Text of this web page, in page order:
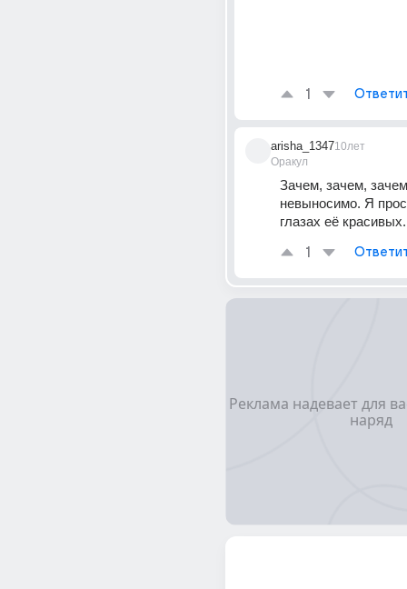
1
arisha_1347
Оракул
10лет
Зачем, зачем,
невыносимо. Я
глазах её
1